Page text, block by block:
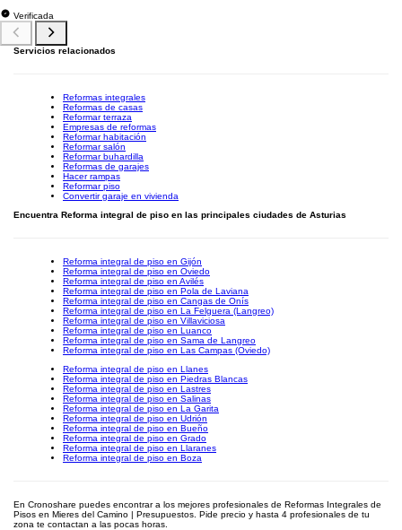
Verificada
Servicios relacionados
Reformas integrales
Reformas de casas
Reformar terraza
Empresas de reformas
Reformar habitación
Reformar salón
Reformar buhardilla
Reformas de garajes
Hacer rampas
Reformar piso
Convertir garaje en vivienda
Encuentra Reforma integral de piso en las principales ciudades de Asturias
Reforma integral de piso en Gijón
Reforma integral de piso en Oviedo
Reforma integral de piso en Avilés
Reforma integral de piso en Pola de Laviana
Reforma integral de piso en Cangas de Onís
Reforma integral de piso en La Felguera (Langreo)
Reforma integral de piso en Villaviciosa
Reforma integral de piso en Luanco
Reforma integral de piso en Sama de Langreo
Reforma integral de piso en Las Campas (Oviedo)
Reforma integral de piso en Llanes
Reforma integral de piso en Piedras Blancas
Reforma integral de piso en Lastres
Reforma integral de piso en Salinas
Reforma integral de piso en La Garita
Reforma integral de piso en Udrión
Reforma integral de piso en Bueño
Reforma integral de piso en Grado
Reforma integral de piso en Llaranes
Reforma integral de piso en Boza
En Cronoshare puedes encontrar a los mejores profesionales de Reformas Integrales de
Pisos en Mieres del Camino | Presupuestos. Pide precio y hasta 4 profesionales de tu
zona te contactan a las pocas horas.